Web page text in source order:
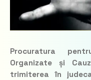
Procuratura
Organizate și
trimiterea în